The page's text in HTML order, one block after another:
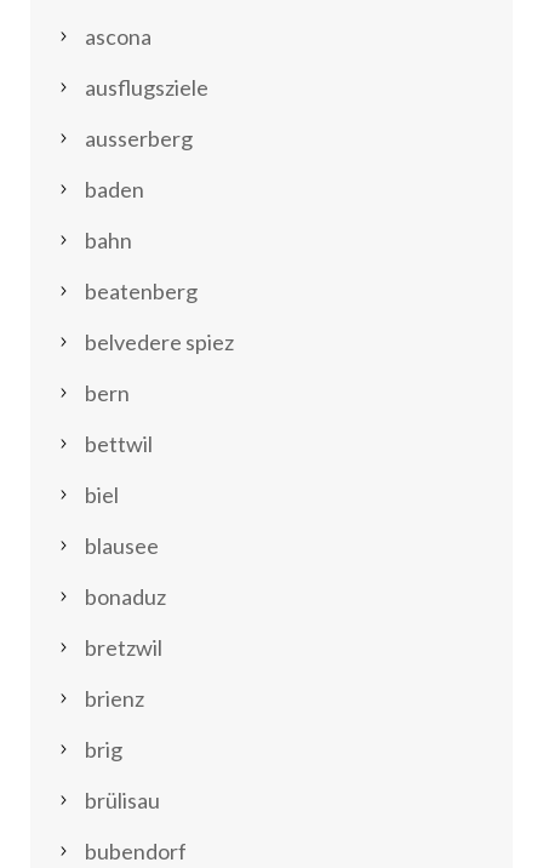
ascona
ausflugsziele
ausserberg
baden
bahn
beatenberg
belvedere spiez
bern
bettwil
biel
blausee
bonaduz
bretzwil
brienz
brig
brülisau
bubendorf